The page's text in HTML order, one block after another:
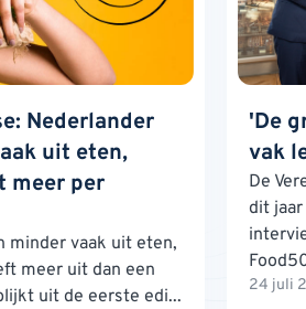
Nederlander
uit eten,
meer per
minder vaak uit eten,
meer uit dan een
uit de eerste edi...
'De
vak
De
dit
24 juli